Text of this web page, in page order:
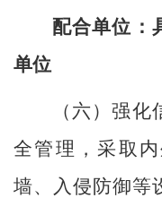
配合单位：
单位
（六）强化
全管理，采取
墙、入侵防御等